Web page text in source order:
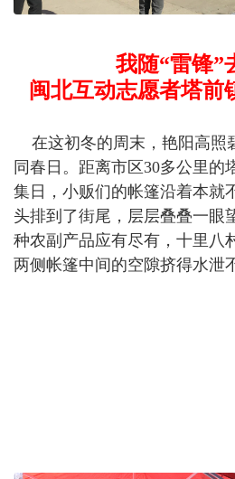
我随“雷锋”
闽北互动志愿者塔前
在这初冬的周末，艳阳高照
同春日。距离市区30多公里的
集日，小贩们的帐篷沿着本就
头排到了街尾，层层叠叠一眼
种农副产品应有尽有，十里八
两侧帐篷中间的空隙挤得水泄